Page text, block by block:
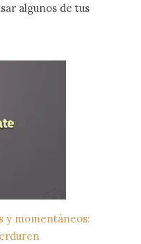
algunos de tus
y momentáneos: